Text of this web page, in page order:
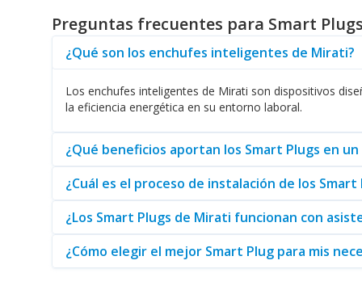
Monitoreo del consumo energético:Ayuda a identificar
Además, estos dispositivos son extremadamente fáciles
en funcionamiento rápidamente. Simplemente conecte el
Por otro lado, la diversidad en la línea de productos de
optimizar sus hogares. La marca ha demostrado un
Para los interesados en optimizar la gestión de
solo se contribuye al ahorro energético, sino que se
accesibilidad y calidad que usted necesita en el hogar.
Preguntas frecuentes para Smart
¿Qué son los enchufes inteligentes de Mirati?
Los enchufes inteligentes de Mirati son dispositivos
la eficiencia energética en su entorno laboral.
¿Qué beneficios aportan los Smart Plugs en
¿Cuál es el proceso de instalación de los
¿Los Smart Plugs de Mirati funcionan con
¿Cómo elegir el mejor Smart Plug para mis